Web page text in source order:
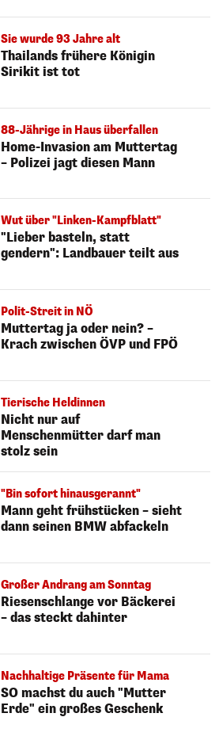
Sie wurde 93 Jahre alt
Thailands frühere Königin
Sirikit ist tot
88-Jährige in Haus überfallen
Home-Invasion am Muttertag
– Polizei jagt diesen Mann
Wut über "Linken-Kampfblatt"
"Lieber basteln, statt
gendern": Landbauer teilt aus
Polit-Streit in NÖ
Muttertag ja oder nein? –
Krach zwischen ÖVP und FPÖ
Tierische Heldinnen
Nicht nur auf
Menschenmütter darf man
stolz sein
"Bin sofort hinausgerannt"
Mann geht frühstücken – sieht
dann seinen BMW abfackeln
Großer Andrang am Sonntag
Riesenschlange vor Bäckerei
– das steckt dahinter
Nachhaltige Präsente für Mama
SO machst du auch "Mutter
Erde" ein großes Geschenk